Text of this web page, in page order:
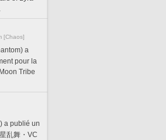
[Chaos]
a
pour la
Tribe
a publié un
乱舞・VC